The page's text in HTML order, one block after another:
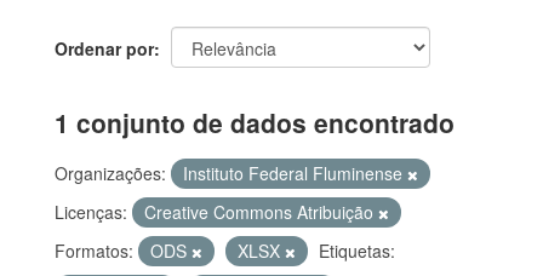
Ordenar por
1 conjunto de dados encontrado
Organizações:
Instituto Federal Fluminense
Licenças:
Creative Commons Atribuição
Formatos:
ODS XLSX
Etiquetas: